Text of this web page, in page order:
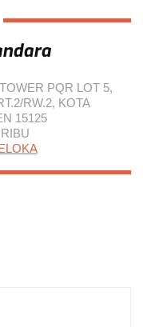
PQR LOT 5,
RW.2, KOTA
15125